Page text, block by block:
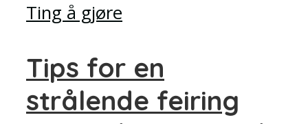
Ting å gjøre
Tips for en
strålende feiring